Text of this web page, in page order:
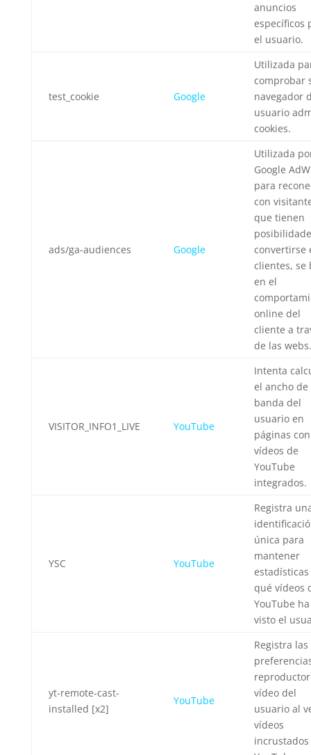
anuncios
específicos
el usuario.
test_cookie Google
Utilizada
comprobar
navegador
usuario
cookies.
ads/ga-audiences Google
Utilizada
Google
para
con
que tienen
convertirse
clientes, se
en el
online del
cliente a
de las webs.
VISITOR_INFO1_LIVE YouTube
Intenta
el ancho de
banda del
usuario en
páginas con
vídeos de
YouTube
integrados.
YSC YouTube
Registra
única para
mantener
qué vídeos
YouTube ha
visto el
yt-remote-cast-
installed [x2]
YouTube
Registra las
vídeo del
usuario al
vídeos